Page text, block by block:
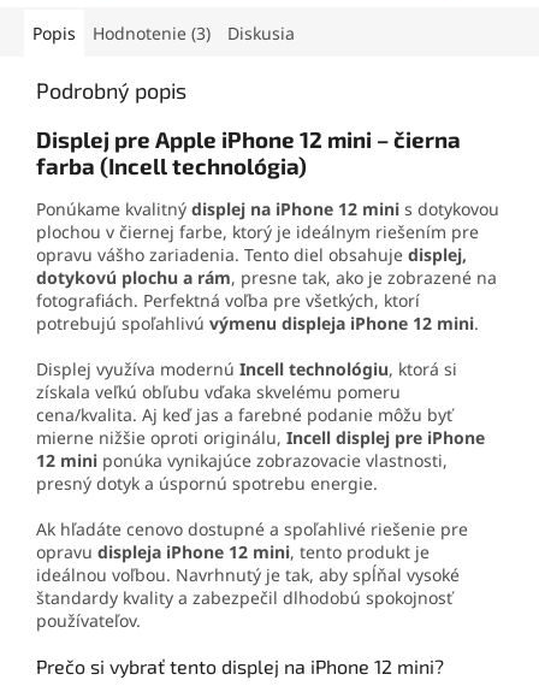
spokojnosť.
Popis Hodnotenie (3) Diskusia
Podrobný popis
Displej pre Apple iPhone 12 mini – čierna
farba (Incell technológia)
Ponúkame kvalitný displej na iPhone 12 mini s dotykovou
plochou v čiernej farbe, ktorý je ideálnym riešením pre
opravu vášho zariadenia. Tento diel obsahuje displej,
dotykovú plochu a rám, presne tak, ako je zobrazené na
fotografiách. Perfektná voľba pre všetkých, ktorí
potrebujú spoľahlivú výmenu displeja iPhone 12 mini.
Displej využíva modernú Incell technológiu, ktorá si
získala veľkú obľubu vďaka skvelému pomeru
cena/kvalita. Aj keď jas a farebné podanie môžu byť
mierne nižšie oproti originálu, Incell displej pre iPhone
12 mini ponúka vynikajúce zobrazovacie vlastnosti,
presný dotyk a úspornú spotrebu energie.
Ak hľadáte cenovo dostupné a spoľahlivé riešenie pre
opravu displeja iPhone 12 mini, tento produkt je
ideálnou voľbou. Navrhnutý je tak, aby spĺňal vysoké
štandardy kvality a zabezpečil dlhodobú spokojnosť
používateľov.
Prečo si vybrať tento displej na iPhone 12 mini?